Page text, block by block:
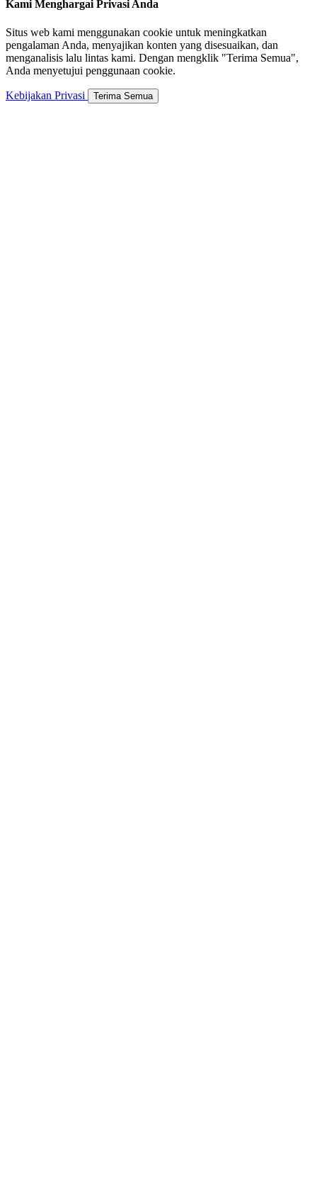
Kami Menghargai Privasi Anda
Situs web kami menggunakan cookie untuk meningkatkan
pengalaman Anda, menyajikan konten yang disesuaikan, dan
menganalisis lalu lintas kami. Dengan mengklik "Terima Semua",
Anda menyetujui penggunaan cookie.
Kebijakan Privasi Terima Semua